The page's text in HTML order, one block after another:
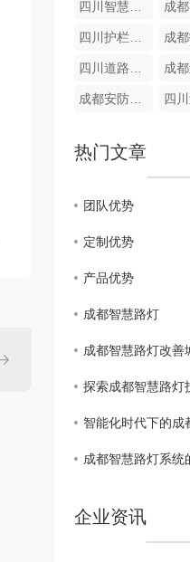
四川智慧路灯公司
四川护栏厂家
四川道路护栏厂家
成都安防监控系统
热门文章
团队优势
定制优势
产品优势
成都智慧路灯
企业资讯